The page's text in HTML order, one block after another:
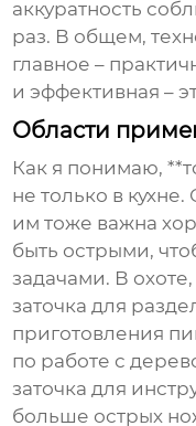
аккуратность
раз. В общем,
главное –
и эффективная –
Области
Как я понимаю,
не только в
им тоже важна
быть острыми,
задачами. В
заточка для
приготовления
по работе с
заточка для
больше острых